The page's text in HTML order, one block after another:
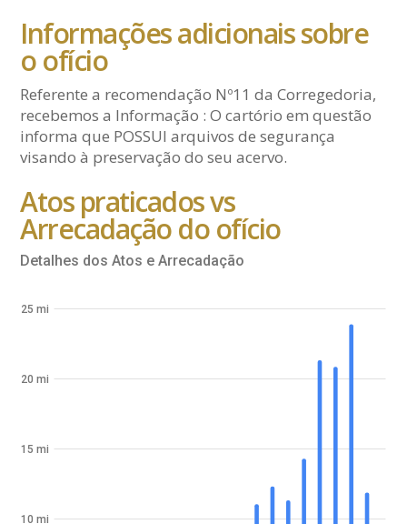
Informações adicionais sobre
o ofício
Referente a recomendação Nº11 da Corregedoria,
recebemos a Informação : O cartório em questão
informa que POSSUI arquivos de segurança
visando à preservação do seu acervo.
Atos praticados vs
Arrecadação do ofício
Detalhes dos Atos e Arrecadação
10 mi
15 mi
20 mi
25 mi